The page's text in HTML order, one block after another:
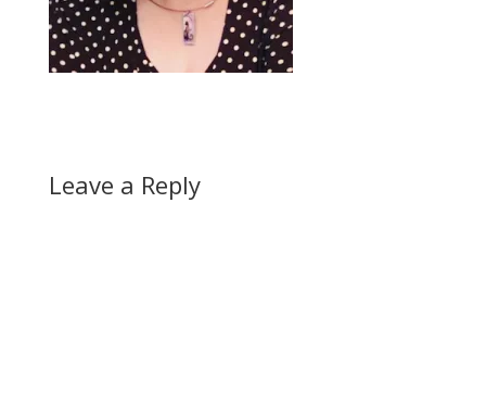
Leave a Reply